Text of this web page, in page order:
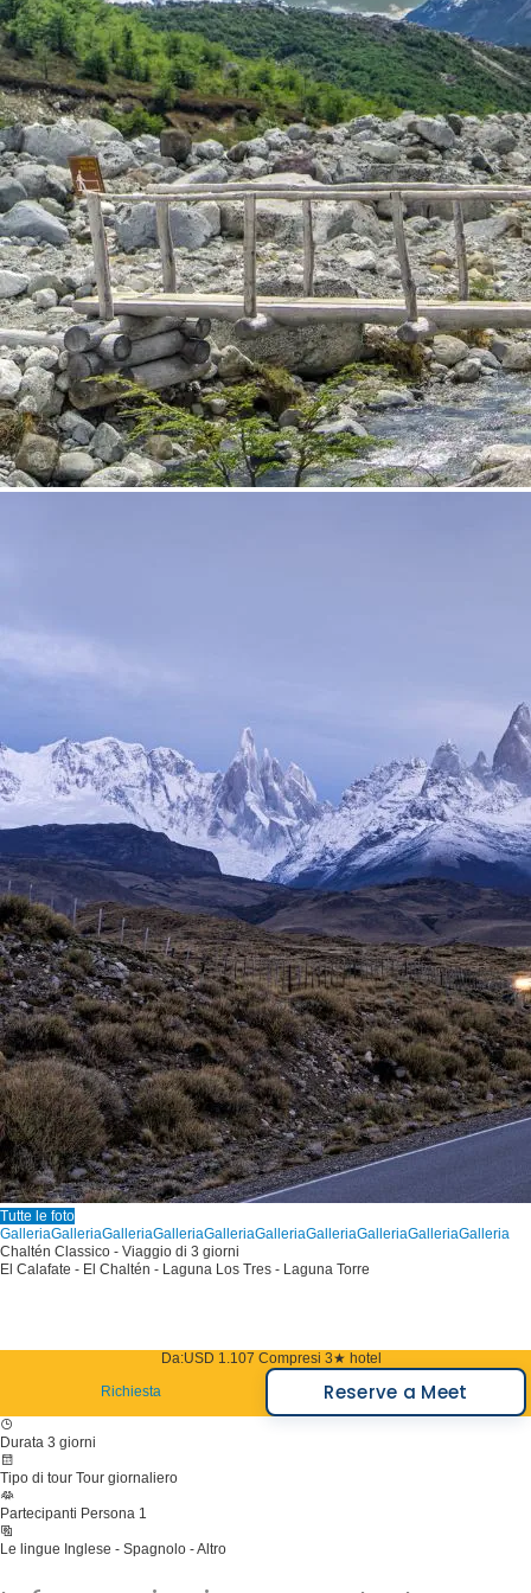
Tutte le foto
GalleriaGalleriaGalleriaGalleriaGalleriaGalleriaGalleriaGalleriaGalleriaGalleria
Chaltén Classico - Viaggio di 3 giorni
El Calafate - El Chaltén - Laguna Los Tres - Laguna Torre
Da:USD 1.107 Compresi 3★ hotel
Richiesta
Reserve a Meet
Durata 3 giorni
Tipo di tour Tour giornaliero
Partecipanti Persona 1
Le lingue Inglese - Spagnolo - Altro